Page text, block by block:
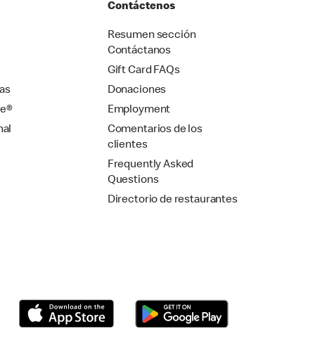
Contáctenos
Resumen sección
Contáctanos
Gift Card FAQs
Donaciones
Employment
Comentarios de los
clientes
Frequently Asked
Questions
Directorio de restaurantes